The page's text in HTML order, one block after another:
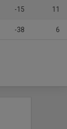
-15 11
-38 6